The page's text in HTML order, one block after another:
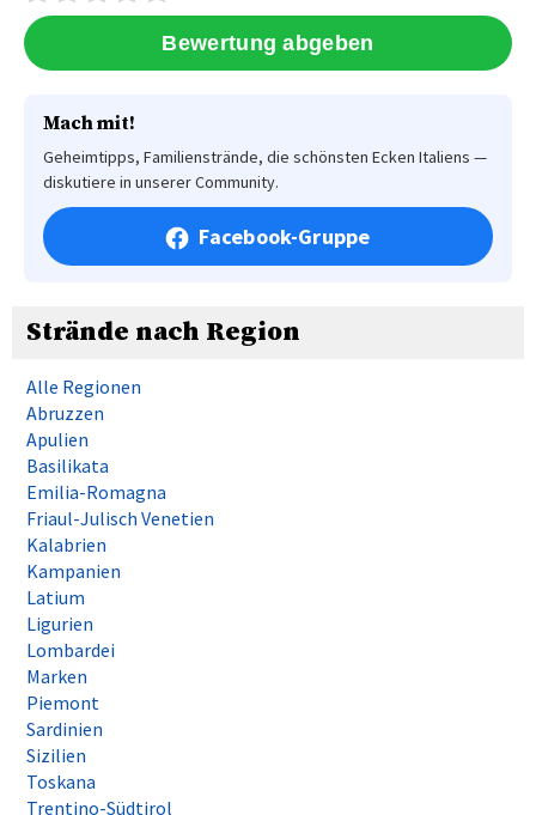
Mach mit!
Geheimtipps, Familienstrände, die schönsten Ecken Italiens —
diskutiere in unserer Community.
Facebook-Gruppe
Strände nach Region
Alle Regionen
Abruzzen
Apulien
Basilikata
Emilia-Romagna
Friaul-Julisch Venetien
Kalabrien
Kampanien
Latium
Ligurien
Lombardei
Marken
Piemont
Sardinien
Sizilien
Toskana
Trentino-Südtirol